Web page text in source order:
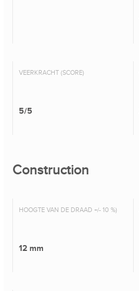
VEERKRACHT (SCORE)
5/5
Construction
HOOGTE VAN DE DRAAD +/- 10 %)
12 mm